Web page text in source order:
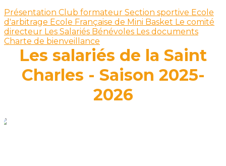
Présentation Club formateur Section sportive Ecole
d'arbitrage Ecole Française de Mini Basket Le comité
directeur Les Salariés Bénévoles Les documents
Charte de bienveillance
Les salariés de la Saint
Charles - Saison 2025-
2026